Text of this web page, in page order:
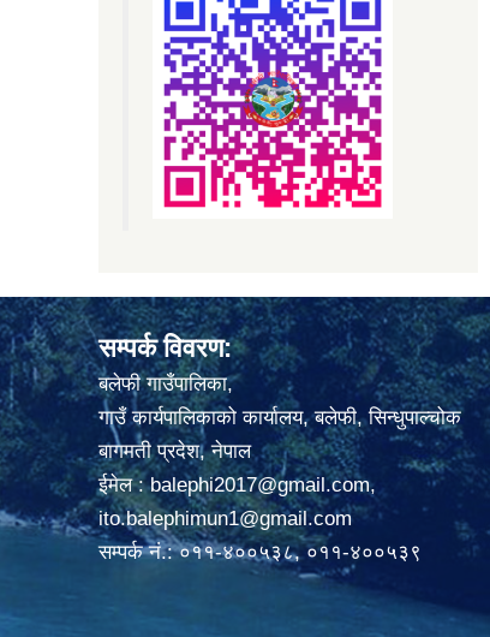
सम्पर्क विवरण:
बलेफी गाउँपालिका,
गाउँ कार्यपालिकाको कार्यालय, बलेफी, सिन्धुपाल्चोक
बागमती प्रदेश, नेपाल
ईमेल :balephi2017@gmail.com,
ito.balephimun1@gmail.com
सम्पर्क नं.: ०११-४००५३८, ०११-४००५३९